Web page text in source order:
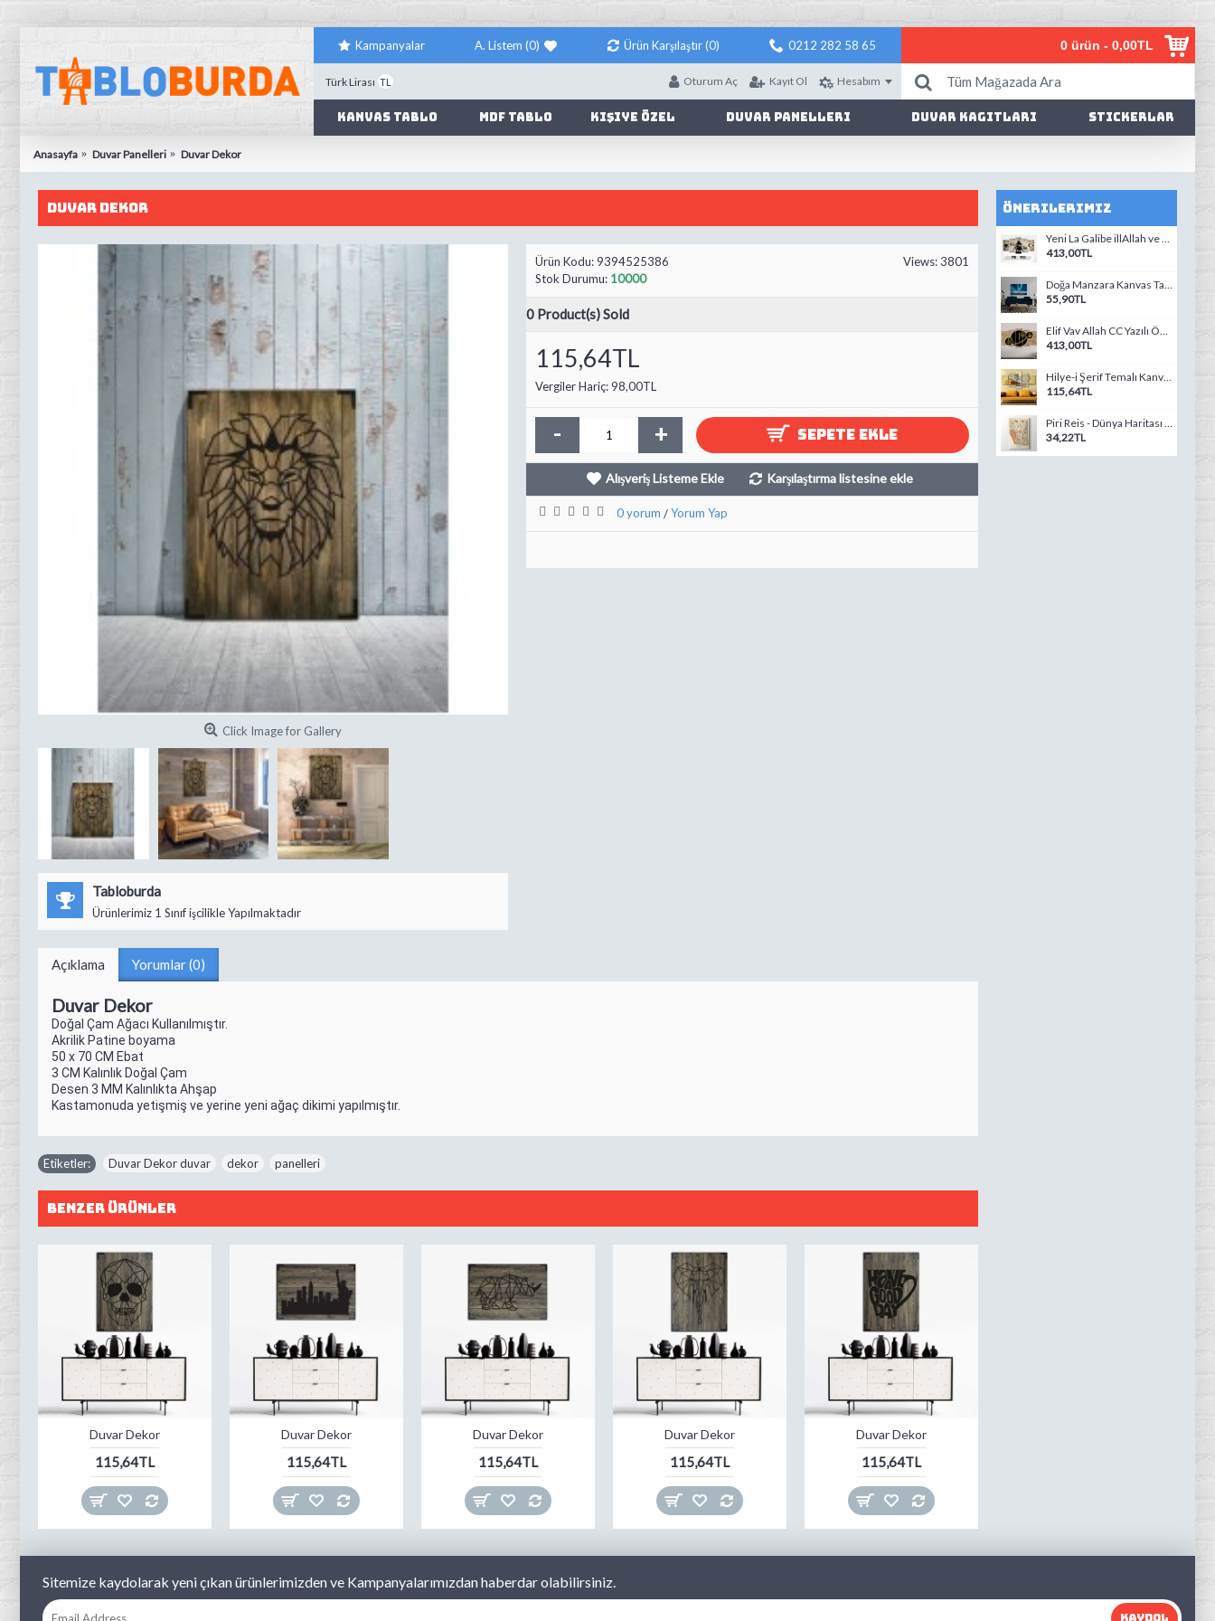
Kampanyalar A. Listem (0) Ürün Karşılaştır (0) 0212 282 58 65 0 ürün - 0,00TL
Türk Lirası TL Oturum Aç Kayıt Ol Hesabım
Kanvas Tablo Mdf Tablo Kişiye Özel Duvar Panelleri Duvar Kagıtları Stickerlar
Anasayfa Duvar Panelleri Duvar Dekor
Önerilerimiz
Yeni La Galibe illAllah ve Devlet Ebed Müddet Temali Gri Kanvas Tablo
413,00TL
Doğa Manzara Kanvas Tablo-7
55,90TL
Elif Vav Allah CC Yazılı Özel Tasarım Kanvas Tablo
413,00TL
Hilye-i Şerif Temalı Kanvas Tablo
115,64TL
Piri Reis - Dünya Haritası 1513
34,22TL
Duvar Dekor
Click Image for Gallery
Tabloburda
Ürünlerimiz 1 Sınıf işcilikle Yapılmaktadır
Views: 3801
Ürün Kodu:9394525386
Stok Durumu: 10000
0 Product(s) Sold
115,64TL
Vergiler Hariç:98,00TL
- + SEPETE EKLE
Alışveriş Listeme Ekle Karşılaştırma listesine ekle
0 yorum /Yorum Yap
Açıklama Yorumlar (0)
Duvar Dekor
Doğal Çam Ağacı Kullanılmıştır.
Akrilik Patine boyama
50 x 70 CM Ebat
3 CM Kalınlık Doğal Çam
Desen 3 MM Kalınlıkta Ahşap
Kastamonuda yetişmiş ve yerine yeni ağaç dikimi yapılmıştır.
Etiketler: Duvar Dekor duvar dekor panelleri
Benzer Ürünler
Duvar Dekor
115,64TL
Duvar Dekor
115,64TL
Duvar Dekor
115,64TL
Duvar Dekor
115,64TL
Duvar Dekor
115,64TL
Sitemize kaydolarak yeni çıkan ürünlerimizden ve Kampanyalarımızdan haberdar olabilirsiniz.
KAYDOL